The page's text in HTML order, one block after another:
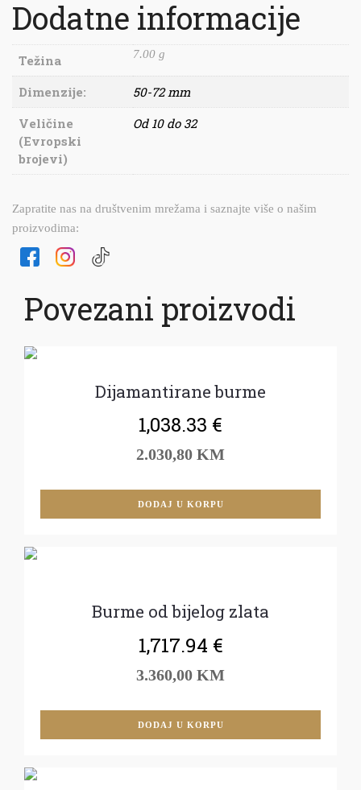
Dodatne informacije
Težina 7.00 g
Dimenzije:
50-72 mm
Veličine
(Evropski
brojevi)
Od 10 do 32
Zapratite nas na društvenim mrežama i saznajte više o našim
proizvodima:
Povezani proizvodi
Dijamantirane burme
1,038.33 €
2.030,80 KM
DODAJ U KORPU
Burme od bijelog zlata
1,717.94 €
3.360,00 KM
DODAJ U KORPU